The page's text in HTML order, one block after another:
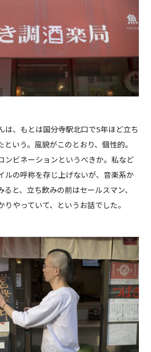
は、もとは国分寺駅北口で5年ほど立ち
いう。風貌がこのとおり、個性的。
ンビネーションというべきか。私など
ルの呼称を存じ上げないが、音楽系か
ると、立ち飲みの前はセールスマン、
りやっていて、というお話でした。